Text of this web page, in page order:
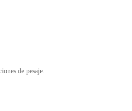
de pesaje.